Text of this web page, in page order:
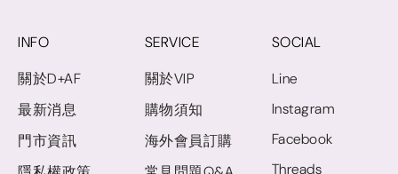
INFO
關於D+AF
最新消息
門市資訊
SERVICE
關於VIP
購物須知
海外會員訂購
SOCIAL
Line
Instagram
Facebook
Threads